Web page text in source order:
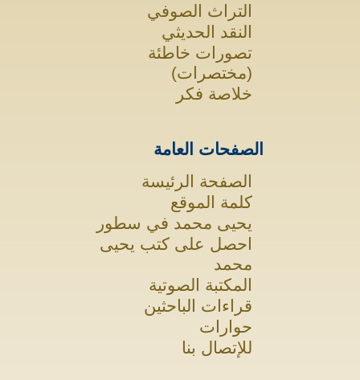
التراث الصوفي
النقد الحديثي
تصورات خاطئة
(مختصرات)
خلاصة فكر
الصفحات العامة
الصفحة الرئيسة
كلمة الموقع
يحيى محمد في سطور
احصل على كتب يحيى
محمد
المكتبة الصوتية
قراءات الباحثين
حوارات
للإتصال بنا